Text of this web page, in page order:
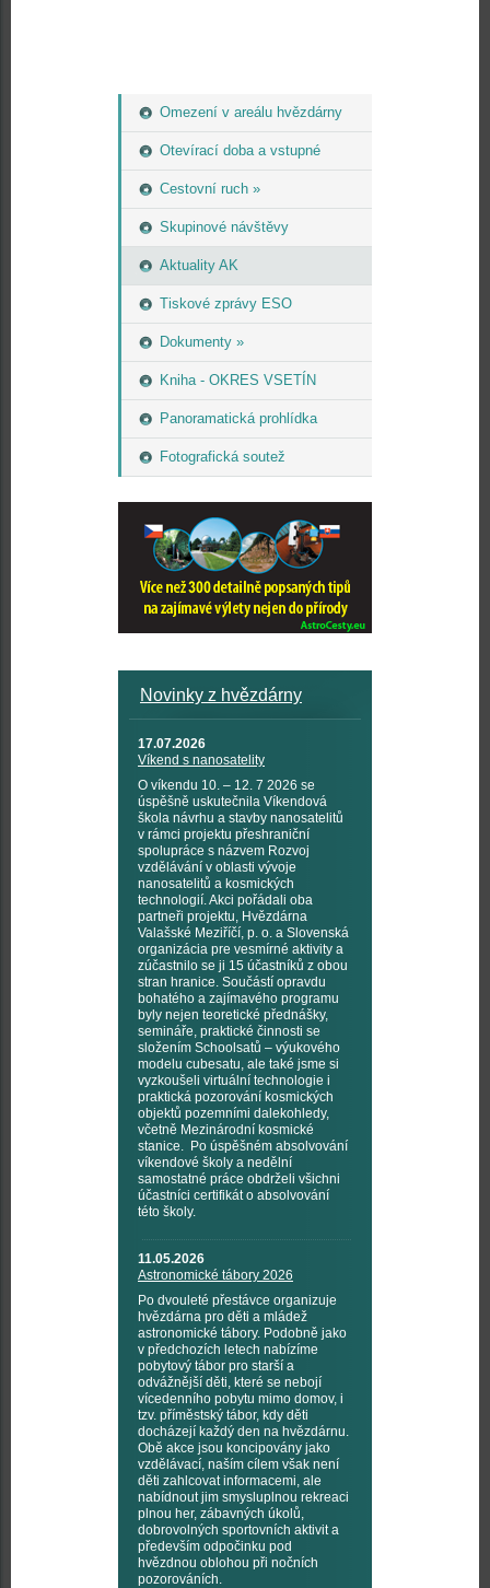
Omezení v areálu hvězdárny
Otevírací doba a vstupné
Cestovní ruch »
Skupinové návštěvy
Aktuality AK
Tiskové zprávy ESO
Dokumenty »
Kniha - OKRES VSETÍN
Panoramatická prohlídka
Fotografická soutež
Novinky z hvězdárny
17.07.2026
Víkend s nanosatelity
O víkendu 10. – 12. 7 2026 se
úspěšně uskutečnila Víkendová
škola návrhu a stavby nanosatelitů
v rámci projektu přeshraniční
spolupráce s názvem Rozvoj
vzdělávání v oblasti vývoje
nanosatelitů a kosmických
technologií. Akci pořádali oba
partneři projektu, Hvězdárna
Valašské Meziříčí, p. o. a Slovenská
organizácia pre vesmírné aktivity a
zúčastnilo se ji 15 účastníků z obou
stran hranice. Součástí opravdu
bohatého a zajímavého programu
byly nejen teoretické přednášky,
semináře, praktické činnosti se
složením Schoolsatů – výukového
modelu cubesatu, ale také jsme si
vyzkoušeli virtuální technologie i
praktická pozorování kosmických
objektů pozemními dalekohledy,
včetně Mezinárodní kosmické
stanice. Po úspěšném absolvování
víkendové školy a nedělní
samostatné práce obdrželi všichni
účastníci certifikát o absolvování
této školy.
11.05.2026
Astronomické tábory 2026
Po dvouleté přestávce organizuje
hvězdárna pro děti a mládež
astronomické tábory. Podobně jako
v předchozích letech nabízíme
pobytový tábor pro starší a
odvážnější děti, které se nebojí
vícedenního pobytu mimo domov, i
tzv. příměstský tábor, kdy děti
docházejí každý den na hvězdárnu.
Obě akce jsou koncipovány jako
vzdělávací, naším cílem však není
děti zahlcovat informacemi, ale
nabídnout jim smysluplnou rekreaci
plnou her, zábavných úkolů,
dobrovolných sportovních aktivit a
především odpočinku pod
hvězdnou oblohou při nočních
pozorováních.